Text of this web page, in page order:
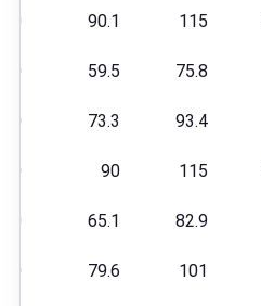
115
90.1
75.8
59.5
93.4
73.3
115
90
82.9
65.1
101
79.6